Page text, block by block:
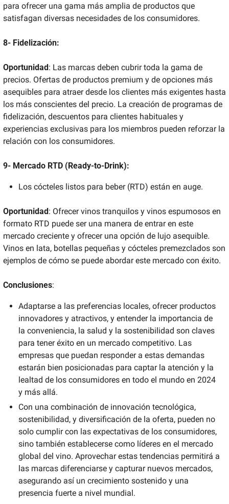
para ofrecer una gama más amplia de productos que
satisfagan diversas necesidades de los consumidores.
8- Fidelización:
Oportunidad: Las marcas deben cubrir toda la gama de
precios. Ofertas de productos premium y de opciones más
asequibles para atraer desde los clientes más exigentes hasta
los más conscientes del precio. La creación de programas de
fidelización, descuentos para clientes habituales y
experiencias exclusivas para los miembros pueden reforzar la
relación con los consumidores.
9- Mercado RTD (Ready-to-Drink):
Los cócteles listos para beber (RTD) están en auge.
Oportunidad: Ofrecer vinos tranquilos y vinos espumosos en
formato RTD puede ser una manera de entrar en este
mercado creciente y ofrecer una opción de lujo asequible.
Vinos en lata, botellas pequeñas y cócteles premezclados son
ejemplos de cómo se puede abordar este mercado con éxito.
Conclusiones:
Adaptarse a las preferencias locales, ofrecer productos
innovadores y atractivos, y entender la importancia de
la conveniencia, la salud y la sostenibilidad son claves
para tener éxito en un mercado competitivo. Las
empresas que puedan responder a estas demandas
estarán bien posicionadas para captar la atención y la
lealtad de los consumidores en todo el mundo en 2024
y más allá.
Con una combinación de innovación tecnológica,
sostenibilidad, y diversificación de la oferta, pueden no
solo cumplir con las expectativas de los consumidores,
sino también establecerse como líderes en el mercado
global del vino. Aprovechar estas tendencias permitirá a
las marcas diferenciarse y capturar nuevos mercados,
asegurando así un crecimiento sostenido y una
presencia fuerte a nivel mundial.